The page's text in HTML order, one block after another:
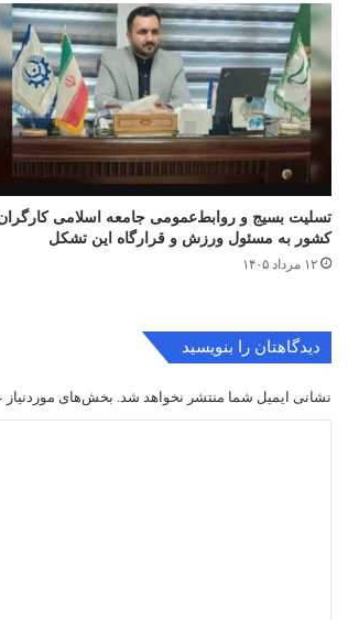
تسلیت بسیج و روابط‌عمومی جامعه اسلامی
کشور به مسئول ورزش و قرارگاه این تشکل
۱۲ مرداد ۱۴۰۵
دیدگاهتان را بنویسید
نشانی ایمیل شما منتشر نخواهد شد. بخش‌های موردنیاز